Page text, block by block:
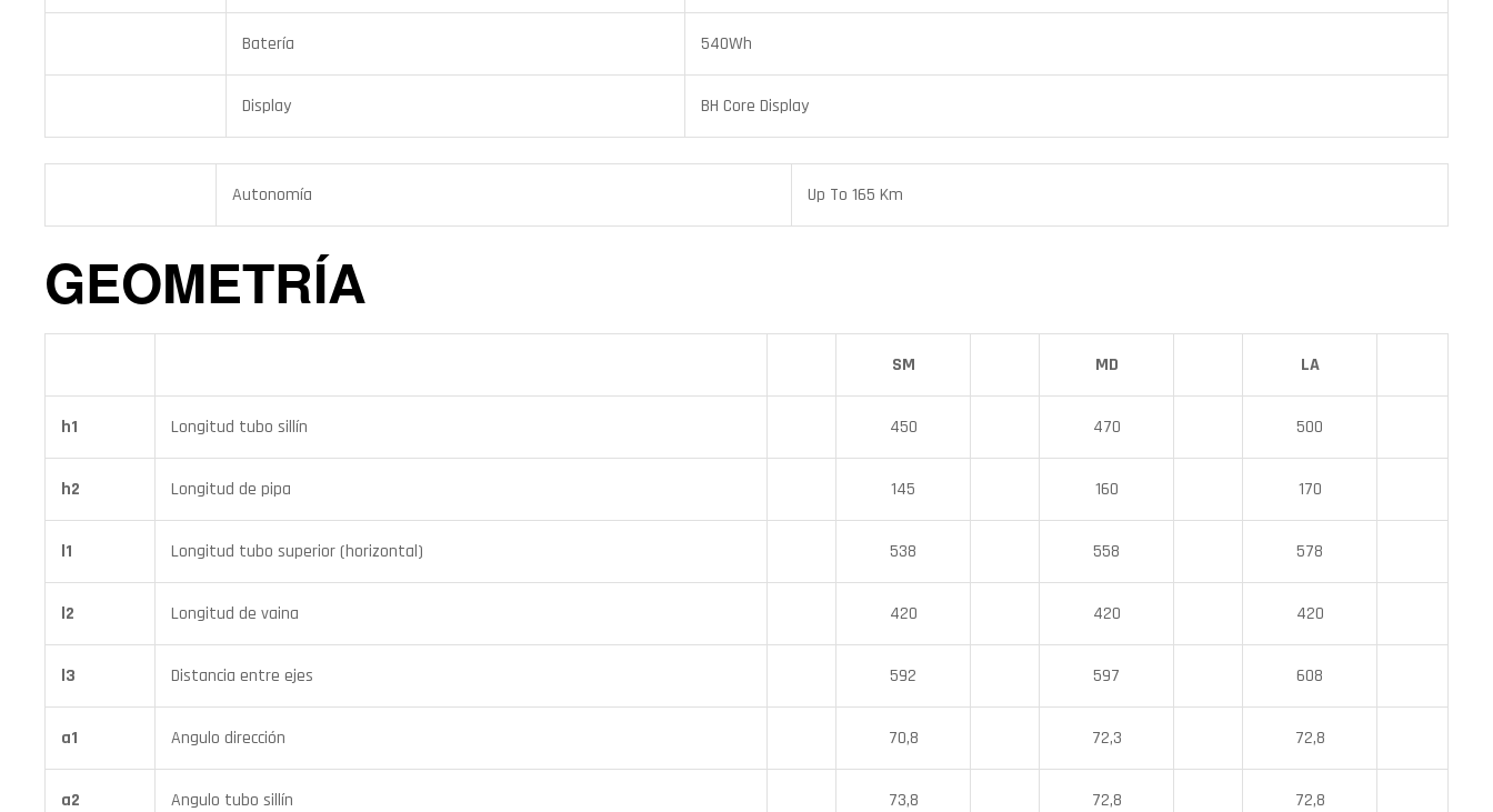
Batería 540Wh
Display BH Core Display
Autonomía Up To 165 Km
GEOMETRÍA
SM MD LA
h1 Longitud tubo sillín 450 470 500
h2 Longitud de pipa 145 160 170
l1 Longitud tubo superior (horizontal) 538 558 578
l2 Longitud de vaina 420 420 420
l3 Distancia entre ejes 592 597 608
a1 Angulo dirección 70,8 72,3 72,8
a2 Angulo tubo sillín 73,8 72,8 72,8